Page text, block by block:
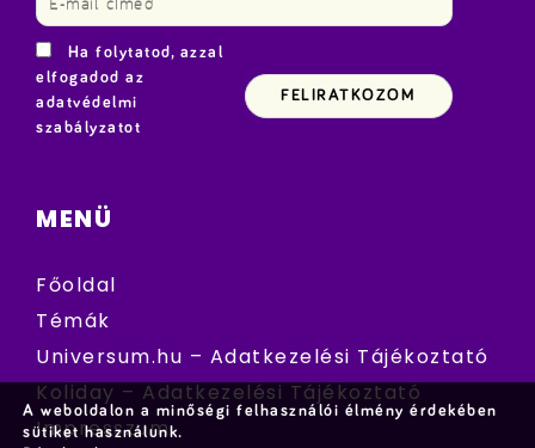
Ha folytatod, azzal
elfogadod az
adatvédelmi
szabályzatot
MENÜ
Főoldal
Témák
Universum.hu – Adatkezelési Tájékoztató
Koliday – Adatkezelési Tájékoztató
Impresszum
A weboldalon a minőségi felhasználói élmény érdekében
sütiket használunk.